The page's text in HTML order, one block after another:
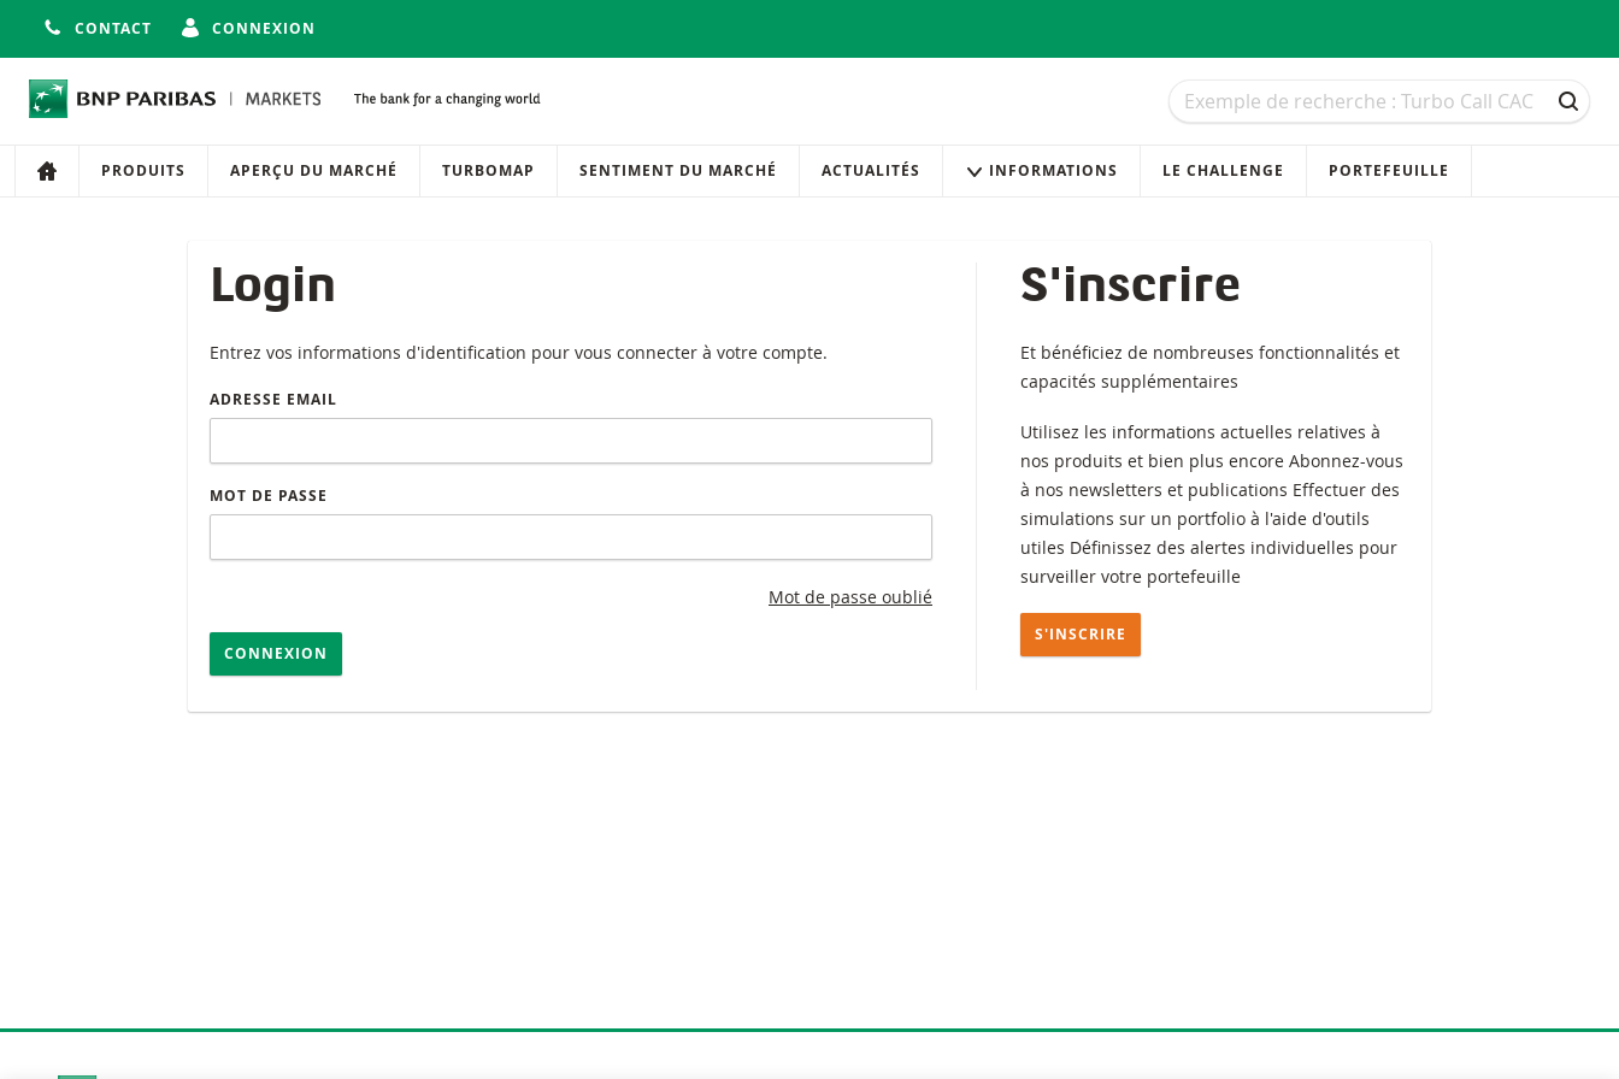
CONTACT CONNEXION
Recherche
Recherche
Navigation
Navigation sur le site
PRODUITS APERÇU DU MARCHÉ TURBOMAP SENTIMENT DU MARCHÉ ACTUALITÉS INFORMATIONS LE CHALLENGE PORTEFEUILLE
Login
Entrez vos informations d'identification pour vous connecter à votre compte.
ADRESSE EMAIL
MOT DE PASSE
Mot de passe oublié
CONNEXION
S'inscrire
Et bénéficiez de nombreuses fonctionnalités et
capacités supplémentaires
Utilisez les informations actuelles relatives à
nos produits et bien plus encore Abonnez-vous
à nos newsletters et publications Effectuer des
simulations sur un portfolio à l'aide d'outils
utiles Définissez des alertes individuelles pour
surveiller votre portefeuille
S'INSCRIRE